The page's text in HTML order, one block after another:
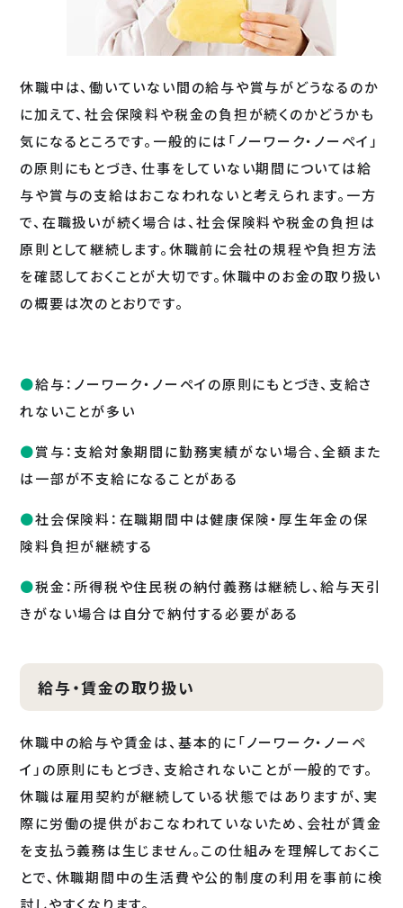
休職中は、働いていない間の給与や賞与がどうなるのか
に加えて、社会保険料や税金の負担が続くのかどうかも
気になるところです。一般的には「ノーワーク・ノーペイ」
の原則にもとづき、仕事をしていない期間については給
与や賞与の支給はおこなわれないと考えられます。一方
で、在職扱いが続く場合は、社会保険料や税金の負担は
原則として継続します。休職前に会社の規程や負担方法
を確認しておくことが大切です。休職中のお金の取り扱い
の概要は次のとおりです。
給与：ノーワーク・ノーペイの原則にもとづき、支給さ
れないことが多い
賞与：支給対象期間に勤務実績がない場合、全額また
は一部が不支給になることがある
社会保険料：在職期間中は健康保険・厚生年金の保
険料負担が継続する
税金：所得税や住民税の納付義務は継続し、給与天引
きがない場合は自分で納付する必要がある
給与・賃金の取り扱い
休職中の給与や賃金は、基本的に「ノーワーク・ノーペ
イ」の原則にもとづき、支給されないことが一般的です。
休職は雇用契約が継続している状態ではありますが、実
際に労働の提供がおこなわれていないため、会社が賃金
を支払う義務は生じません。この仕組みを理解しておくこ
とで、休職期間中の生活費や公的制度の利用を事前に検
討しやすくなります。